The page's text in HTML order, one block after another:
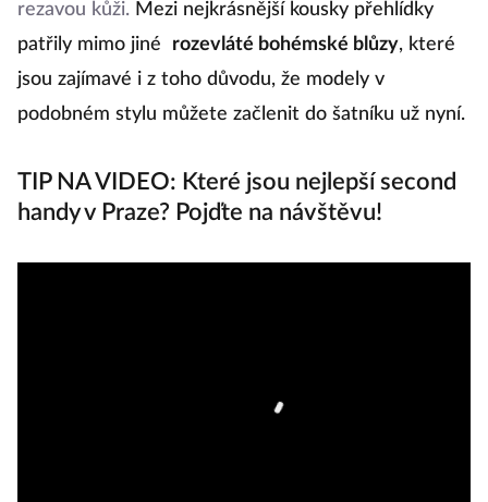
rezavou kůži. Mezi nejkrásnější kousky přehlídky
patřily mimo jiné
rozevláté bohémské blůzy, které
jsou zajímavé i z toho důvodu, že modely v
podobném stylu můžete začlenit do šatníku už nyní.
TIP NA VIDEO: Které jsou nejlepší second
handy v Praze? Pojďte na návštěvu!